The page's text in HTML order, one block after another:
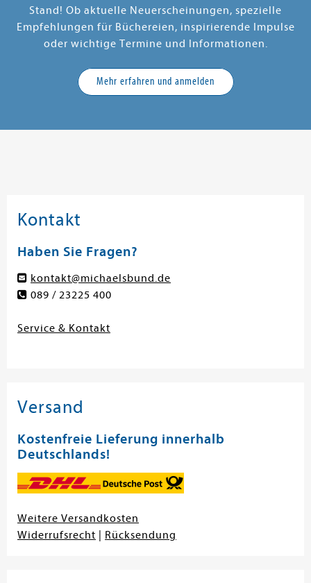
Stand! Ob aktuelle Neuerscheinungen, spezielle
Empfehlungen für Büchereien, inspirierende Impulse
oder wichtige Termine und Informationen.
Mehr erfahren und anmelden
Kontakt
Haben Sie Fragen?
kontakt@michaelsbund.de
089 / 23225 400
Service & Kontakt
Versand
Kostenfreie Lieferung innerhalb
Deutschlands!
Weitere Versandkosten
Widerrufsrecht
Rücksendung